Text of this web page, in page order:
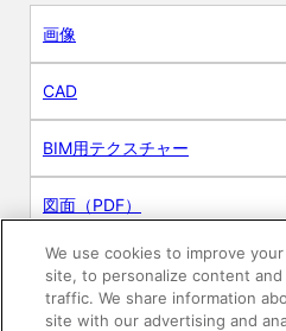
画像
CAD
BIM用テクスチャー
図面（PDF）
申請関係認定書類
施工・取扱説明書
We use cookies to improve
site, to personalize content
traffic. We share information
site with our advertising and